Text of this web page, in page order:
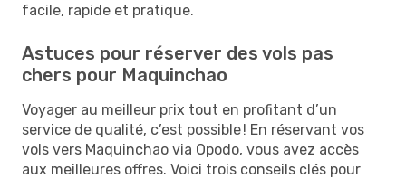
facile, rapide et pratique.
Astuces pour réserver des vols pas
chers pour Maquinchao
Voyager au meilleur prix tout en profitant d’un
service de qualité, c’est possible ! En réservant vos
vols vers Maquinchao via Opodo, vous avez accès
aux meilleures offres. Voici trois conseils clés pour